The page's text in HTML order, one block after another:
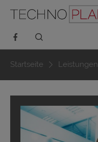
Startseite Leistungen